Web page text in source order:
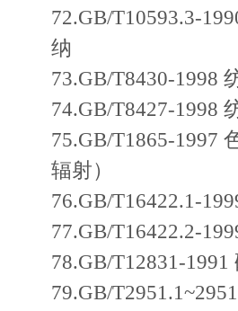
72.GB/T10593.3-
纳
73.GB/T8430-1998
74.GB/T8427-1998
75.GB/T1865-1997
辐射）
76.GB/T16422.1-
77.GB/T16422.2-
78.GB/T12831-
79.GB/